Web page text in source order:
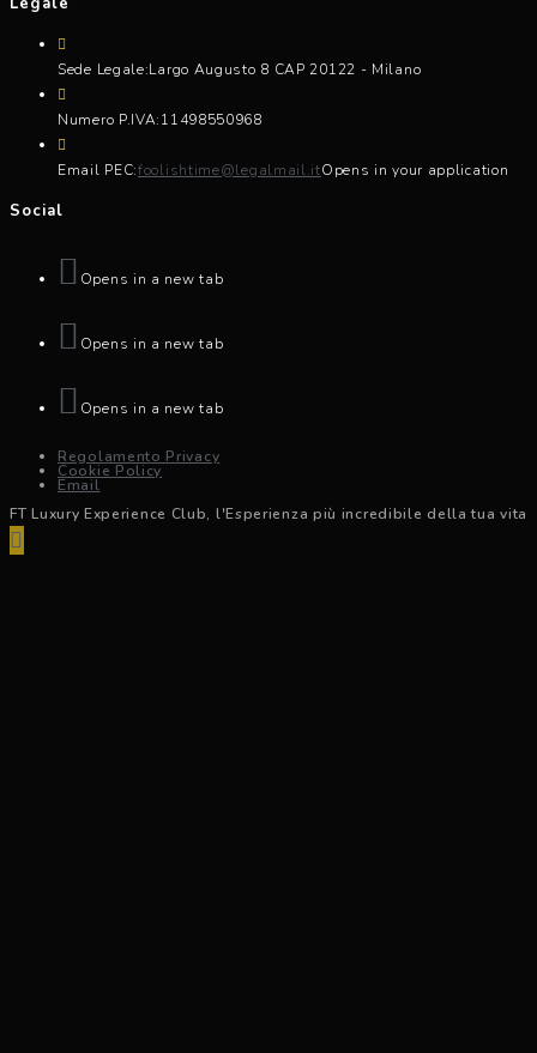
Sede Legale:Largo Augusto 8 CAP 20122 - Milano
Numero P.IVA:11498550968
Email PEC:foolishtime@legalmail.itOpens in your application
Social
Opens in a new tab
Opens in a new tab
Opens in a new tab
Regolamento Privacy
Cookie Policy
Email
FT Luxury Experience Club, l'Esperienza più incredibile della tua vita